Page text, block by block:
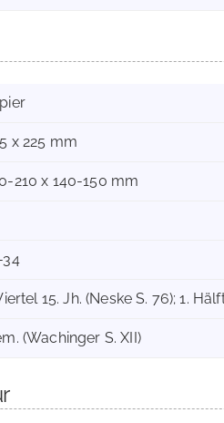
x 225 mm
210 x 140-150 mm
34
15. Jh. (Neske S. 76); 1.
(Wachinger S. XII)